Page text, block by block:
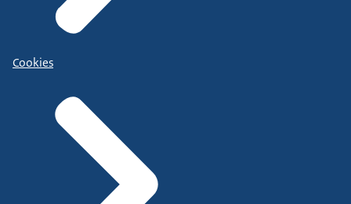
Cookies